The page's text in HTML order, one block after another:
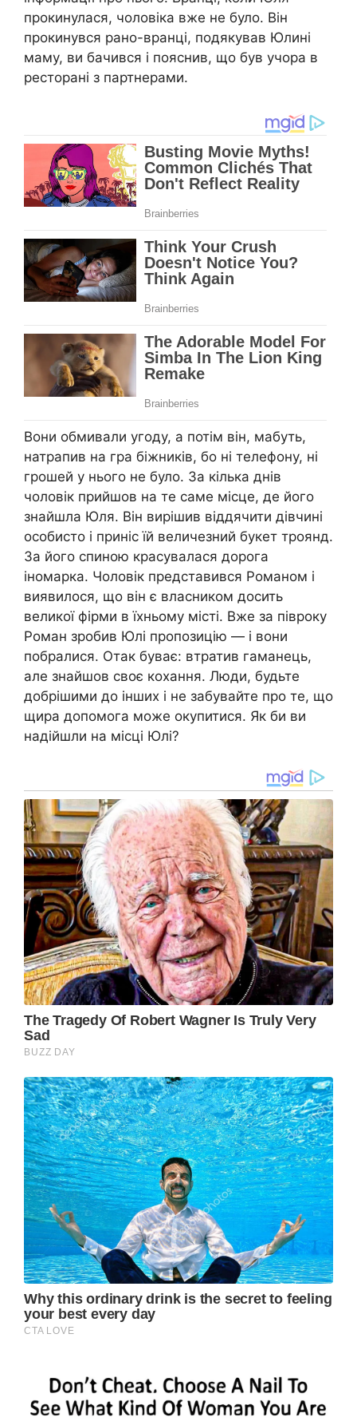
прокинулася, чоловіка вже не було. Він
прокинувся рано-вранці, подякував Юлині
маму, ви бачився і пояснив, що був учора в
ресторані з партнерами.
Вони обмивали угоду, а потім він, мабуть,
натрапив на гра біжників, бо ні телефону, ні
грошей у нього не було. За кілька днів
чоловік прийшов на те саме місце, де його
знайшла Юля. Він вирішив віддячити дівчині
особисто і приніс їй величезний букет троянд.
За його спиною красувалася дорога
іномарка. Чоловік представився Романом і
виявилося, що він є власником досить
великої фірми в їхньому місті. Вже за півроку
Роман зробив Юлі пропозицію — і вони
побралися. Отак буває: втратив гаманець,
але знайшов своє кохання. Люди, будьте
добрішими до інших і не забувайте про те, що
щира допомога може окупитися. Як би ви
надійшли на місці Юлі?